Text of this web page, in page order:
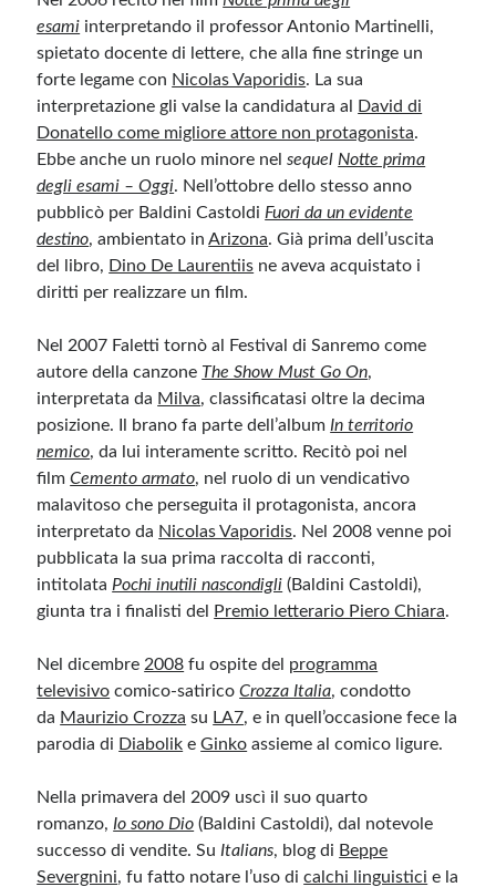
esami interpretando il professor Antonio Martinelli,
spietato docente di lettere, che alla fine stringe un
forte legame con Nicolas Vaporidis. La sua
interpretazione gli valse la candidatura al
David di
Donatello come migliore attore non protagonista.
Ebbe anche un ruolo minore nelsequel Notte prima
degli esami – Oggi. Nell’ottobre dello stesso anno
pubblicò per Baldini Castoldi Fuori da un evidente
destino, ambientato inArizona. Già prima dell’uscita
del libro, Dino De Laurentiis ne aveva acquistato i
diritti per realizzare un film.
Nel 2007 Faletti tornò al Festival di Sanremo come
autore della canzone The Show Must Go On,
interpretata da Milva, classificatasi oltre la decima
posizione. Il brano fa parte dell’album In territorio
nemico, da lui interamente scritto. Recitò poi nel
filmCemento armato, nel ruolo di un vendicativo
malavitoso che perseguita il protagonista, ancora
interpretato da Nicolas Vaporidis. Nel 2008 venne poi
pubblicata la sua prima raccolta di racconti,
intitolata Pochi inutili nascondigli (Baldini Castoldi),
giunta tra i finalisti del
Premio letterario Piero Chiara.
Nel dicembre 2008 fu ospite del programma
televisivo comico-satiricoCrozza Italia, condotto
da Maurizio Crozza su LA7, e in quell’occasione fece la
parodia di Diabolik eGinko assieme al comico ligure.
Nella primavera del 2009 uscì il suo quarto
romanzo, Io sono Dio (Baldini Castoldi), dal notevole
successo di vendite. Su Italians, blog di Beppe
Severgnini, fu fatto notare l’uso dicalchi linguistici e la